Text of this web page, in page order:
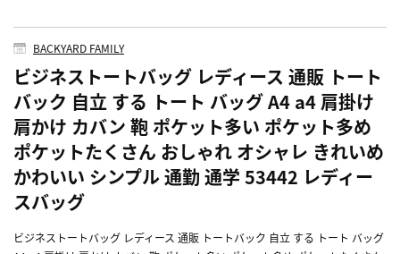
BACKYARD FAMILY
ビジネストートバッグ レディース 通販 トート
バック 自立 する トート バッグ A4 a4 肩掛け
肩かけ カバン 鞄 ポケット多い ポケット多め
ポケットたくさん おしゃれ オシャレ きれいめ
かわいい シンプル 通勤 通学 53442 レディー
スバッグ
ビジネストートバッグ レディース 通販 トートバック 自立 する トート バッグ